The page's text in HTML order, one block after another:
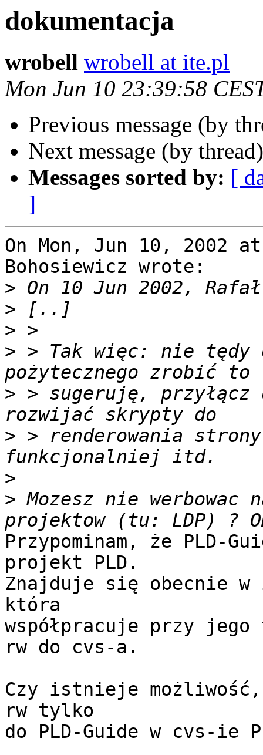
dokumentacja
wrobell wrobell at ite.pl
Mon Jun 10 23:39:58
Previous message (by
Next message (by
Messages sorted by: [
]
On Mon, Jun 10, 2002
Bohosiewicz wrote:
>
>
>
> > Tak więc: nie tędy
> > sugeruję, przyłącz
> > renderowania
>
> Mozesz nie werbowac
Przypominam, że
projekt PLD.
Znajduje się obecnie w
która
współpracuje przy
rw do cvs-a.
Czy istnieje
rw tylko
do PLD-Guide w cvs-ie